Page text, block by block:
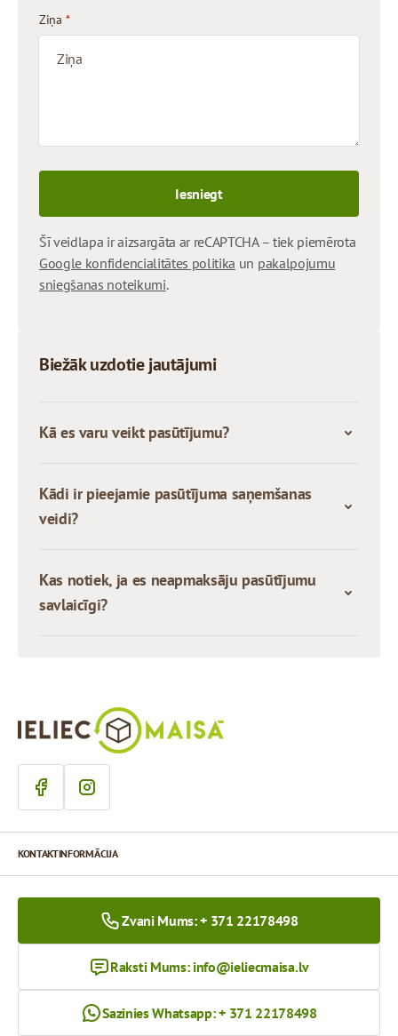
Ziņa *
Iesniegt
Šī veidlapa ir aizsargāta ar reCAPTCHA – tiek piemērota
Google konfidencialitātes politika un pakalpojumu
sniegšanas noteikumi.
Biežāk uzdotie jautājumi
Kā es varu veikt pasūtījumu?
Kādi ir pieejamie pasūtījuma saņemšanas
veidi?
Kas notiek, ja es neapmaksāju pasūtījumu
savlaicīgi?
KONTAKTINFORMĀCIJA
Zvani Mums: + 371 22178498
Raksti Mums: info@ieliecmaisa.lv
Sazinies Whatsapp: + 371 22178498